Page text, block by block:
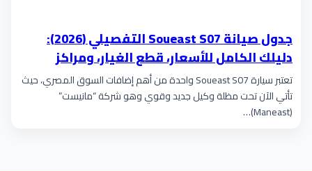
جدول صيانة Soueast S07 التفصيلي (2026):
دليلك الكامل للأسعار، قطع الغيار، ومراكز
“مانيست” المعتمدةتعتبر سيارة Soueast S07 واحدة من أهم إضافات السوق المصري، حيث
تأتي الآن تحت مظلة وكيل جديد وقوي وهو شركة “مانيست”
(Maneast)…